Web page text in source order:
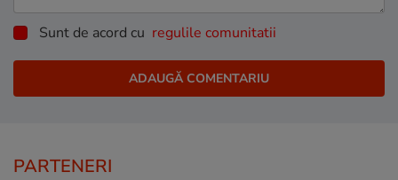
Sunt de acord cu regulile comunitatii
PARTENERI